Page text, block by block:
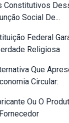
Constitutivos
Social De...
Federal
Religiosa
Que
Circular:
Ou O